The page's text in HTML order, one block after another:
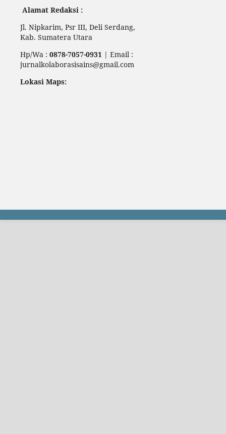
Alamat Redaksi :
Jl. Nipkarim, Psr III, Deli Serdang,
Kab. Sumatera Utara
Hp/Wa : 0878-7057-0931 | Email :
jurnalkolaborasisains@gmail.com
Lokasi Maps: